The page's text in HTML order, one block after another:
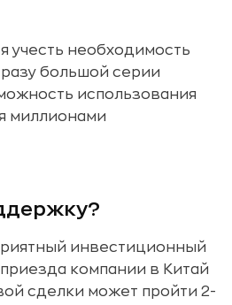
учесть необходимость
большой серии
использования
миллионами
инвестиционный
компании в Китай
сделки может пройти 2-